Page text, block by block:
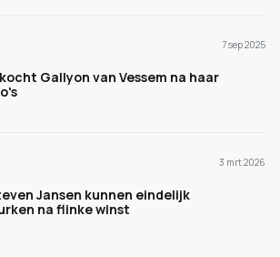
7 sep 2025
Gallyon van Vessem na haar
3 mrt 2026
Jansen kunnen eindelijk
na flinke winst